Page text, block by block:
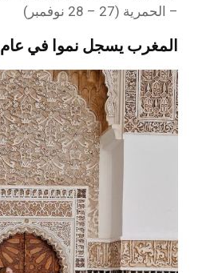
– الحمرية (27 – 28 نوفمبر)
المغرب يسجل نموا في عام 2024